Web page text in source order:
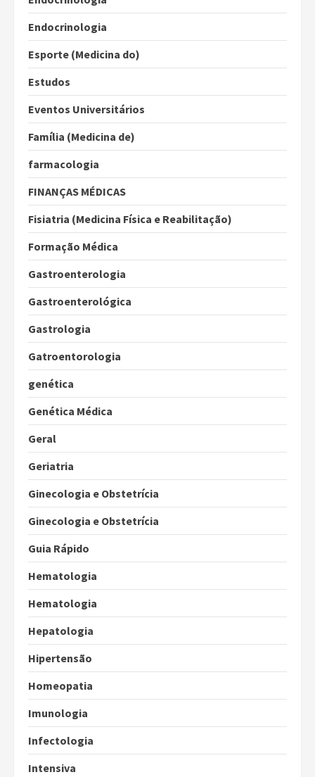
Endocrinologia
Esporte (Medicina do)
Estudos
Eventos Universitários
Família (Medicina de)
farmacologia
FINANÇAS MÉDICAS
Fisiatria (Medicina Física e Reabilitação)
Formação Médica
Gastroenterologia
Gastroenterológica
Gastrologia
Gatroentorologia
genética
Genética Médica
Geral
Geriatria
Ginecologia e Obstetrícia
Ginecologia e Obstetrícia
Guia Rápido
Hematologia
Hematologia
Hepatologia
Hipertensão
Homeopatia
Imunologia
Infectologia
Intensiva